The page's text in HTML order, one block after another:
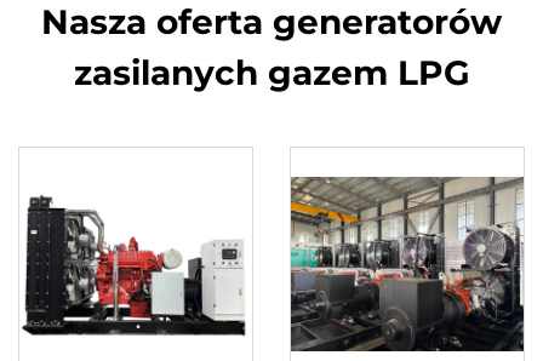
Nasza oferta generatorów
zasilanych gazem LPG